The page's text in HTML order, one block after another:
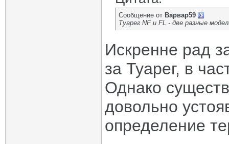
Сообщение от Варвар59
Туарег NF и FL - две разные
Искренне рад
за Туарег, в
Однако
довольно
определение